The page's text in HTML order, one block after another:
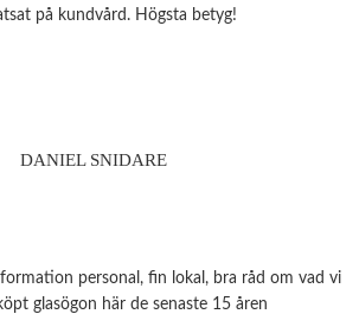
på kundvård. Högsta betyg!
DANIEL SNIDARE
personal, fin lokal, bra råd om vad vi
glasögon här de senaste 15 åren